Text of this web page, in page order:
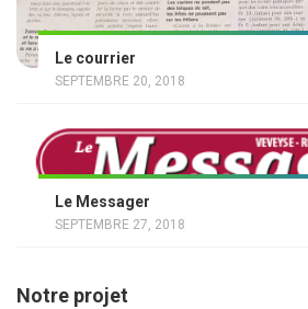
Le courrier
SEPTEMBRE 20, 2018
Le Messager
SEPTEMBRE 27, 2018
Notre projet